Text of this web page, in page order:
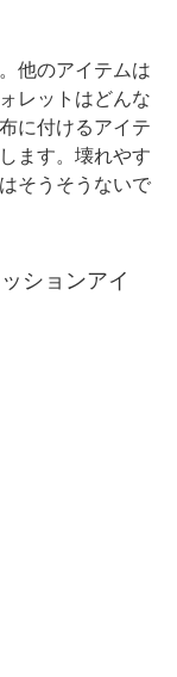
他のアイテムは
レットはどんな
に付けるアイテ
ます。壊れやす
そうそうないで
ションアイ